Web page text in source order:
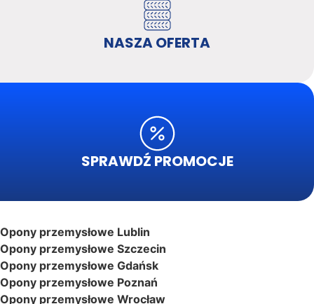
NASZA OFERTA
SPRAWDŹ PROMOCJE
Opony przemysłowe Lublin
Opony przemysłowe Szczecin
Opony przemysłowe Gdańsk
Opony przemysłowe Poznań
Opony przemysłowe Wrocław